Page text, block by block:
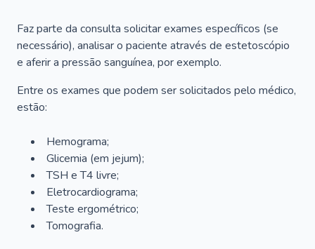
Faz parte da consulta solicitar exames específicos (se
necessário), analisar o paciente através de estetoscópio
e aferir a pressão sanguínea, por exemplo.
Entre os exames que podem ser solicitados pelo médico,
estão:
Hemograma;
Glicemia (em jejum);
TSH e T4 livre;
Eletrocardiograma;
Teste ergométrico;
Tomografia.